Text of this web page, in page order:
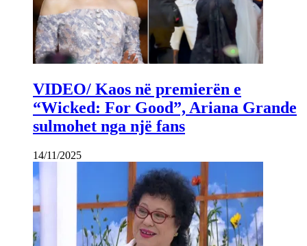
VIDEO/ Kaos në premierën e
“Wicked: For Good”, Ariana Grande
sulmohet nga një fans
14/11/2025